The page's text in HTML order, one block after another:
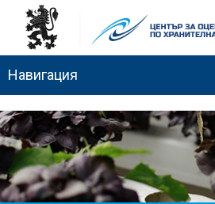
Навигация